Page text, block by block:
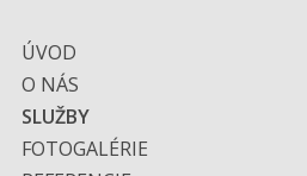
ÚVOD
O NÁS
SLUŽBY
FOTOGALÉRIE